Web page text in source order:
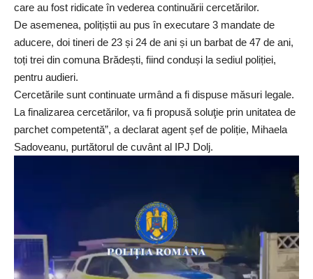
care au fost ridicate în vederea continuării cercetărilor.
De asemenea, polițiștii au pus în executare 3 mandate de
aducere, doi tineri de 23 și 24 de ani și un barbat de 47 de ani,
toți trei din comuna Brădești, fiind conduși la sediul poliției,
pentru audieri.
Cercetările sunt continuate urmând a fi dispuse măsuri legale.
La finalizarea cercetărilor, va fi propusă soluţie prin unitatea de
parchet competentă”, a declarat agent șef de poliție, Mihaela
Sadoveanu, purtătorul de cuvânt al IPJ Dolj.